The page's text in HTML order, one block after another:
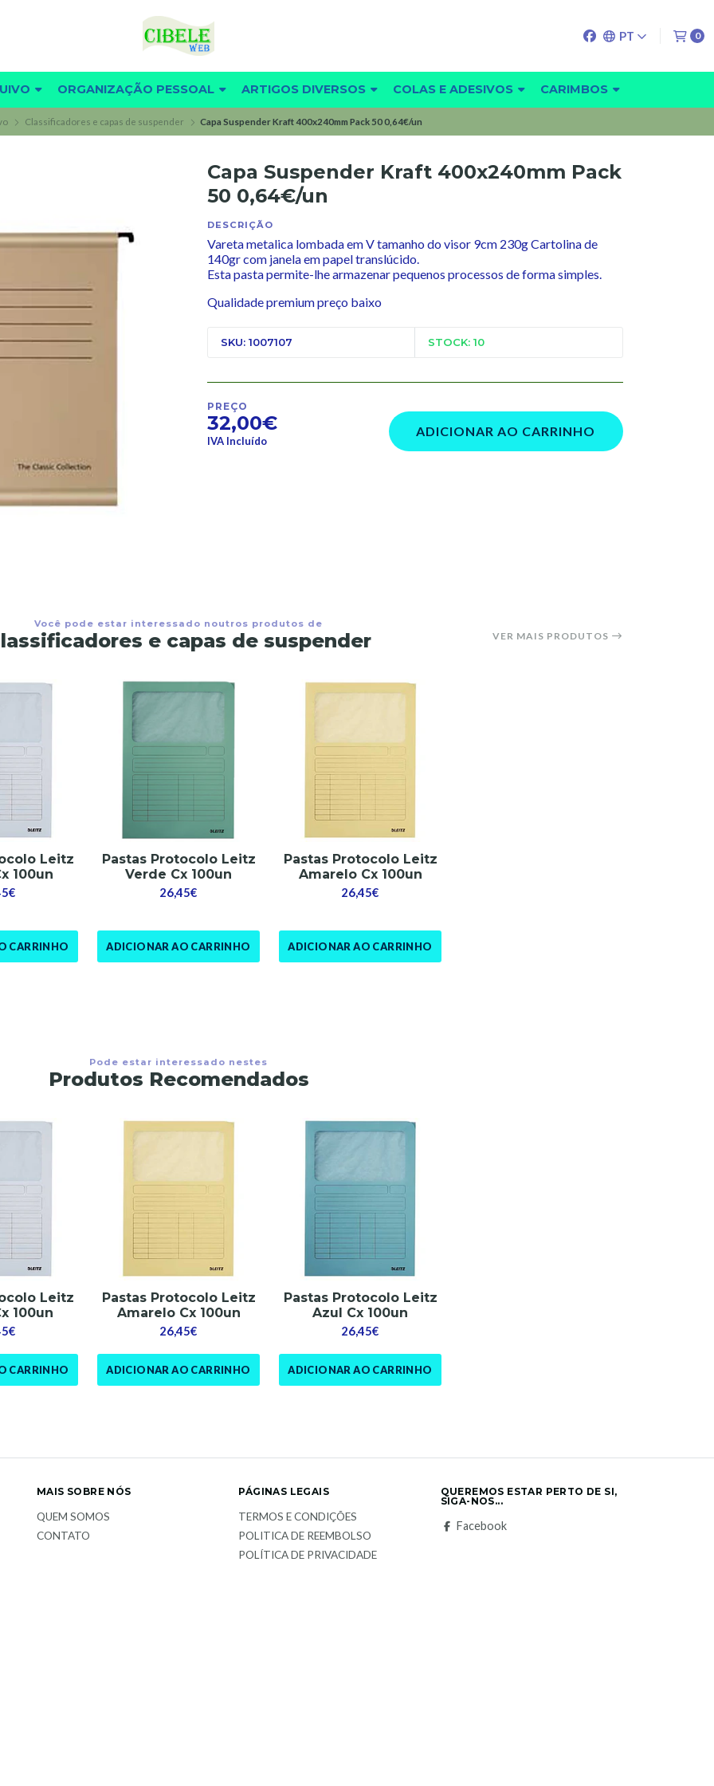
PT 0
ORGANIZAÇÃO PESSOAL ARTIGOS DIVERSOS COLAS E ADESIVOS CARIMBOS
Classificadores e capas de suspender Capa Suspender Kraft 400x240mm Pack 50 0,64€/un
Capa Suspender Kraft 400x240mm Pack
50 0,64€/un
DESCRIÇÃO
Vareta metalica lombada em V tamanho do visor 9cm 230g Cartolina de
140gr com janela em papel translúcido.
Esta pasta permite-lhe armazenar pequenos processos de forma simples.
Qualidade premium preço baixo
SKU: 1007107 STOCK: 10
PREÇO
32,00€
IVA Incluído
ADICIONAR AO CARRINHO
Você pode estar interessado noutros produtos de
e capas de suspender VER MAIS PRODUTOS
Leitz
100un
CARRINHO
Pastas Protocolo Leitz
Verde Cx 100un
26,45€
ADICIONAR AO CARRINHO
Pastas Protocolo Leitz
Amarelo Cx 100un
26,45€
ADICIONAR AO CARRINHO
Pode estar interessado nestes
Produtos Recomendados
Leitz
100un
CARRINHO
Pastas Protocolo Leitz
Amarelo Cx 100un
26,45€
ADICIONAR AO CARRINHO
Pastas Protocolo Leitz
Azul Cx 100un
26,45€
ADICIONAR AO CARRINHO
MAIS SOBRE NÓS
QUEM SOMOS
CONTATO
PÁGINAS LEGAIS
TERMOS E CONDIÇÕES
POLITICA DE REEMBOLSO
POLÍTICA DE PRIVACIDADE
QUEREMOS ESTAR PERTO DE SI,
SIGA-NOS...
Facebook